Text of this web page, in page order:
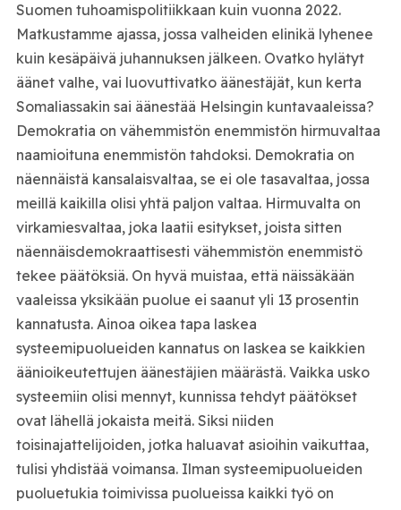
Suomen tuhoamispolitiikkaan kuin vuonna 2022.
Matkustamme ajassa, jossa valheiden elinikä lyhenee
kuin kesäpäivä juhannuksen jälkeen. Ovatko hylätyt
äänet valhe, vai luovuttivatko äänestäjät, kun kerta
Somaliassakin sai äänestää Helsingin kuntavaaleissa?
Demokratia on vähemmistön enemmistön hirmuvaltaa
naamioituna enemmistön tahdoksi. Demokratia on
näennäistä kansalaisvaltaa, se ei ole tasavaltaa, jossa
meillä kaikilla olisi yhtä paljon valtaa. Hirmuvalta on
virkamiesvaltaa, joka laatii esitykset, joista sitten
näennäisdemokraattisesti vähemmistön enemmistö
tekee päätöksiä. On hyvä muistaa, että näissäkään
vaaleissa yksikään puolue ei saanut yli 13 prosentin
kannatusta. Ainoa oikea tapa laskea
systeemipuolueiden kannatus on laskea se kaikkien
äänioikeutettujen äänestäjien määrästä. Vaikka usko
systeemiin olisi mennyt, kunnissa tehdyt päätökset
ovat lähellä jokaista meitä. Siksi niiden
toisinajattelijoiden, jotka haluavat asioihin vaikuttaa,
tulisi yhdistää voimansa. Ilman systeemipuolueiden
puoluetukia toimivissa puolueissa kaikki työ on